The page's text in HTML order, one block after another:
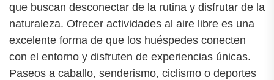
que buscan desconectar de la rutina y disfrutar de la
naturaleza. Ofrecer actividades al aire libre es una
excelente forma de que los huéspedes conecten
con el entorno y disfruten de experiencias únicas.
Paseos a caballo, senderismo, ciclismo o deportes